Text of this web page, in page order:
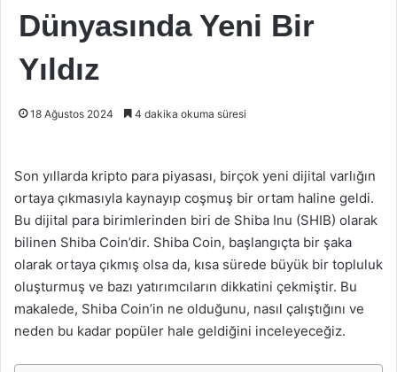
Dünyasında Yeni Bir
Yıldız
18 Ağustos 2024 4 dakika okuma süresi
Son yıllarda kripto para piyasası, birçok yeni dijital varlığın
ortaya çıkmasıyla kaynayıp coşmuş bir ortam haline geldi.
Bu dijital para birimlerinden biri de Shiba Inu (SHIB) olarak
bilinen Shiba Coin’dir. Shiba Coin, başlangıçta bir şaka
olarak ortaya çıkmış olsa da, kısa sürede büyük bir topluluk
oluşturmuş ve bazı yatırımcıların dikkatini çekmiştir. Bu
makalede, Shiba Coin’in ne olduğunu, nasıl çalıştığını ve
neden bu kadar popüler hale geldiğini inceleyeceğiz.